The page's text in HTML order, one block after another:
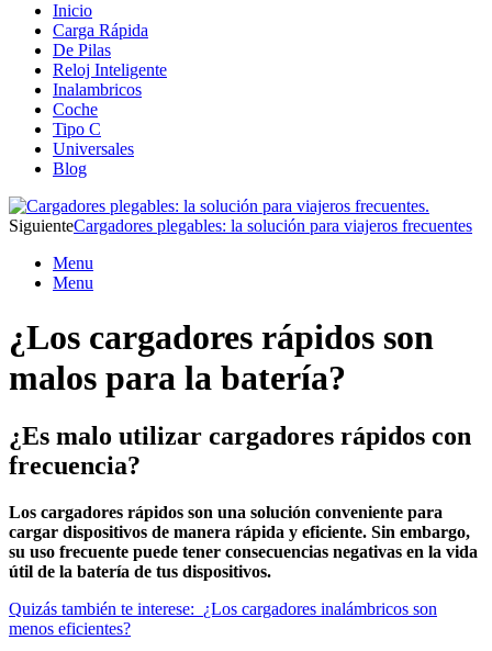
Inicio
Carga Rápida
De Pilas
Reloj Inteligente
Inalambricos
Coche
Tipo C
Universales
Blog
SiguienteCargadores plegables: la solución para viajeros frecuentes
Menu
Menu
¿Los cargadores rápidos son
malos para la batería?
¿Es malo utilizar cargadores rápidos con
frecuencia?
Los cargadores rápidos son una solución conveniente para
cargar dispositivos de manera rápida y eficiente. Sin embargo,
su uso frecuente puede tener consecuencias negativas en la vida
útil de la batería de tus dispositivos.
Quizás también te interese: ¿Los cargadores inalámbricos son
menos eficientes?